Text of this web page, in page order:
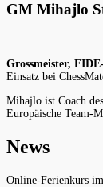
GM Mihajlo
Grossmeister,
Einsatz bei
Mihajlo ist Coach
Europäische Team-
News
Online-Ferienkurs